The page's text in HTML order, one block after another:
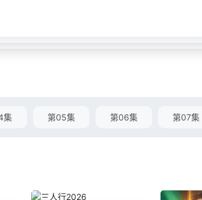
集 第05集 第06集 第07集